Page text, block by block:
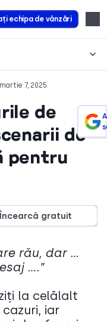
echipa de vânzări
7, 2025
de
de
pentru
Încearcă gratuit
rău, dar …
….”
la celălalt
cazuri, iar